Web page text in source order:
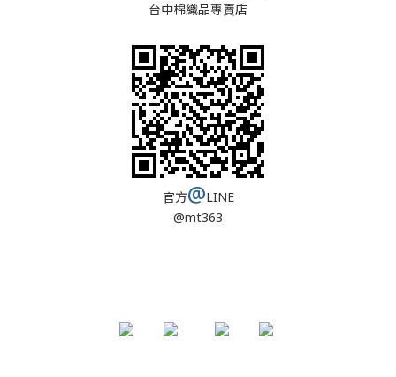
台中棉織品專賣店
官方@LINE
@mt363